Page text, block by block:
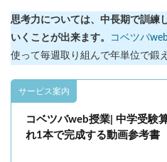
思考力については、中長期で訓練
いくことが出来ます。
コベツバ
使って毎週取り組んで年単位で鍛
サービス案内
コベツバweb授業| 中学受験
れ1本で完成する動画参考書